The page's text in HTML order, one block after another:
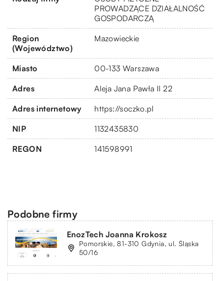
PROWADZĄCE DZIAŁALNOŚĆ
GOSPODARCZĄ
Region
(Województwo)
Mazowieckie
Miasto 00-133 Warszawa
Adres Aleja Jana Pawła II 22
Adres internetowy https://soczko.pl
NIP 1132435830
REGON 141598991
Podobne firmy
EnozTech Joanna Krokosz
Pomorskie, 81-310 Gdynia, ul. Śląska
50/16